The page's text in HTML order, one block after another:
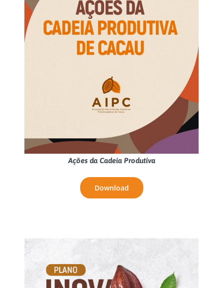
Ações da Cadeia Produtiva
Download